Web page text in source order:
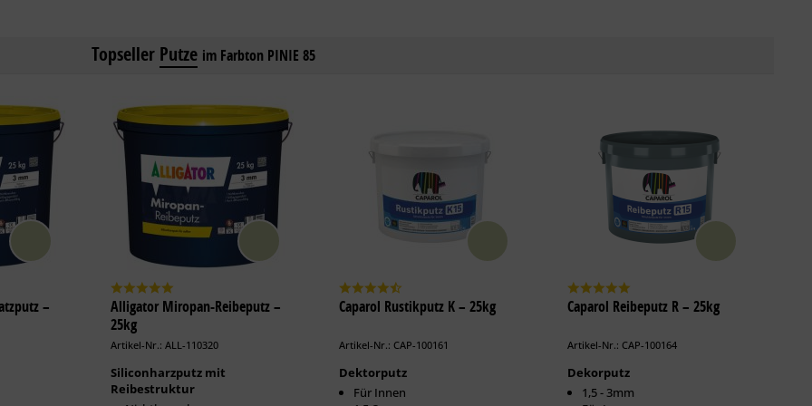
Topseller Putze im Farbton PINIE 85
–
Alligator Miropan-Reibeputz –
25kg
Artikel-Nr.: ALL-110320
Siliconharzputz mit
Reibestruktur
Caparol Rustikputz K – 25kg
Artikel-Nr.: CAP-100161
Dektorputz
Für Innen
Caparol Reibeputz R – 25kg
Artikel-Nr.: CAP-100164
Dekorputz
1,5 - 3mm